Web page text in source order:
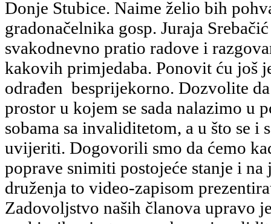
Donje Stubice. Naime želio bih
gradonačelnika gosp. Juraja
svakodnevno pratio radove i
kakovih primjedaba. Ponovit ću još
odrađen besprijekorno. Dozvolite
prostor u kojem se sada nalazimo u
sobama sa invaliditetom, a u što se i
uvijeriti. Dogovorili smo da ćemo
poprave snimiti postojeće stanje i
druženja to video-zapisom
Zadovoljstvo naših članova upravo